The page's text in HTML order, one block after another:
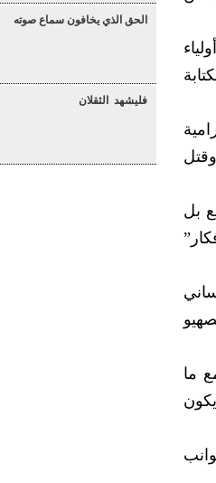
بل
ما
الحق الذي يخافون سماع صوته
فليشهد الثقلان